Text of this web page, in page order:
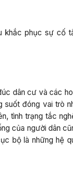
khắc phục sự cố
dân cư và các
suốt đóng vai trò
tình trạng tắc
của người dân
bộ là những hệ